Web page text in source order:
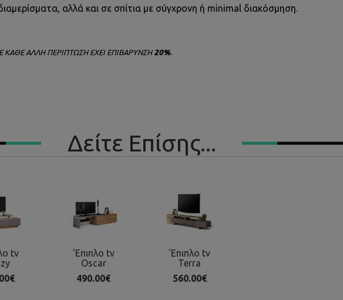
αλλά και σε σπίτια με σύγχρονη ή minimal διακόσμηση.
ΚΑΘΕ ΑΛΛΗ ΠΕΡΙΠΤΩΣΗ ΕΧΕΙ ΕΠΙΒΑΡΥΝΣΗ20%.
Δείτε Επίσης...
tv
'Επιπλο tv
Oscar
490.00€
'Επιπλο tv
Terra
560.00€